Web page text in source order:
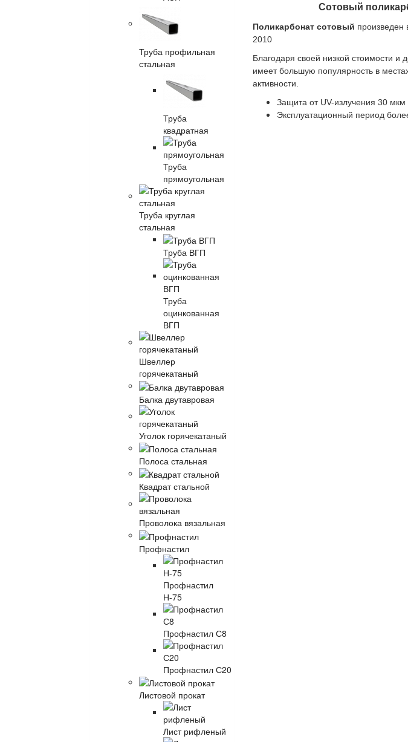
Труба профильная
стальная
Труба
квадратная
Труба
прямоугольная
Труба круглая
стальная
Труба ВГП
Труба
оцинкованная
ВГП
Швеллер
горячекатаный
Балка двутавровая
Уголок горячекатаный
Полоса стальная
Квадрат стальной
Проволока вязальная
Профнастил
Профнастил
Н-75
Профнастил С8
Профнастил С20
Листовой прокат
Лист рифленый
Сотовый
Поликарбонат сотовый произведен
2010
Благодаря своей низкой стоимости и
имеет большую популярность в
активности.
Защита от UV-излучения 30 мкм
Эксплуатационный период